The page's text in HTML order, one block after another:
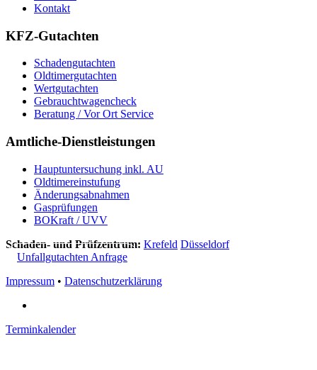
Kontakt
KFZ-Gutachten
Schadengutachten
Oldtimergutachten
Wertgutachten
Gebrauchtwagencheck
Beratung / Vor Ort Service
Amtliche-Dienstleistungen
Hauptuntersuchung inkl. AU
Oldtimereinstufung
Änderungsabnahmen
Gasprüfungen
BOKraft / UVV
Schaden- und Prüfzentrum: Krefeld Düsseldorf
Unfallgutachten Anfrage
Impressum • Datenschutzerklärung
Terminkalender